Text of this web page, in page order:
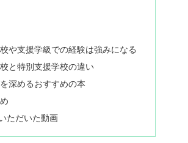
や支援学級での経験は強みになる
と特別支援学校の違い
深めるおすすめの本
ただいた動画